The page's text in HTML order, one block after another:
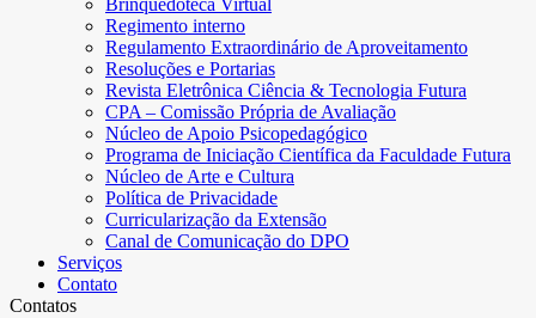
Brinquedoteca Virtual
Regimento interno
Regulamento Extraordinário de Aproveitamento
Resoluções e Portarias
Revista Eletrônica Ciência & Tecnologia Futura
CPA – Comissão Própria de Avaliação
Núcleo de Apoio Psicopedagógico
Programa de Iniciação Científica da Faculdade Futura
Núcleo de Arte e Cultura
Política de Privacidade
Curricularização da Extensão
Canal de Comunicação do DPO
Serviços
Contato
Contatos